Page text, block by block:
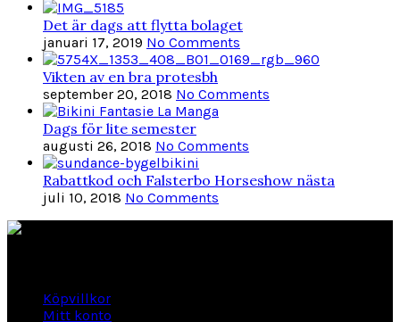
Det är dags att flytta bolaget
januari 17, 2019 No Comments
Vikten av en bra protesbh
september 20, 2018 No Comments
Dags för lite semester
augusti 26, 2018 No Comments
Rabattkod och Falsterbo Horseshow nästa
juli 10, 2018 No Comments
Köpvillkor
Mitt konto